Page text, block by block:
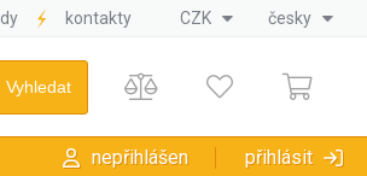
kontakty CZK česky
nepřihlášen přihlásit